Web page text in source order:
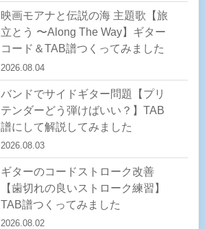
映画モアナと伝説の海 主題歌【旅
立とう 〜Along The Way】ギター
コード＆TAB譜つくってみました
2026.08.04
バンドでサイドギター問題【プリ
テンダーどう弾けばいい？】TAB
譜にして解説してみました
2026.08.03
ギターのコードストローク改善
【歯切れの良いストローク練習】
TAB譜つくってみました
2026.08.02